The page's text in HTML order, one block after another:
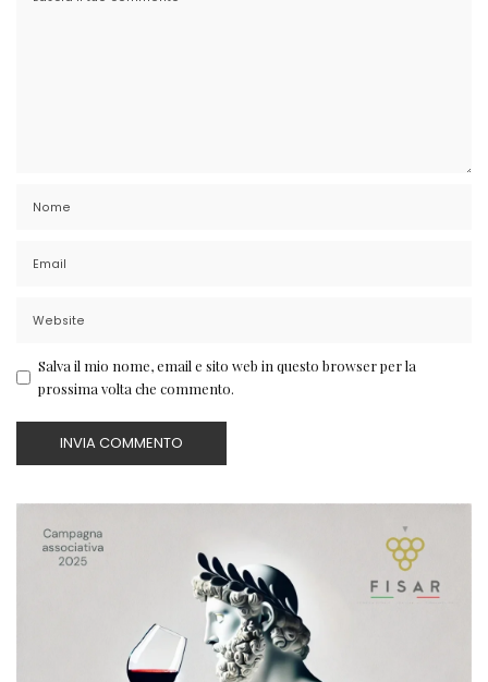
Salva il mio nome, email e sito web in questo browser per la
prossima volta che commento.